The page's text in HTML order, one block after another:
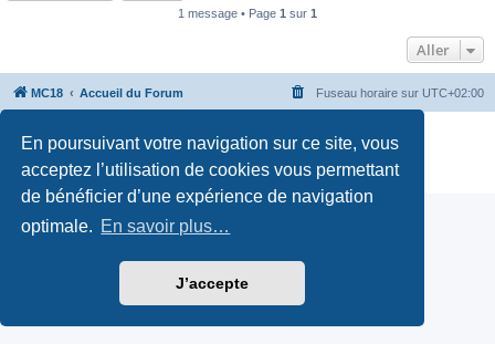
En poursuivant votre navigation sur ce site, vous
acceptez l’utilisation de cookies vous permettant
de bénéficier d’une expérience de navigation
optimale. En savoir plus…
J’accepte
1 message • Page 1 sur 1
Aller
MC18 Accueil du Forum Fuseau horaire sur UTC+02:00
Traduction française officielle
©Qiaeru
Confidentialité|Conditions